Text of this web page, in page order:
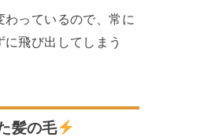
っているので、常に
飛び出してしまう
髪の毛